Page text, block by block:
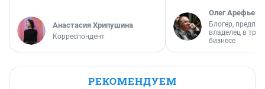
Анастасия Хрипушина
Корреспондент
Олег Арефьев
Блогер,
владелец в
бизнесе
РЕКОМЕНДУЕМ